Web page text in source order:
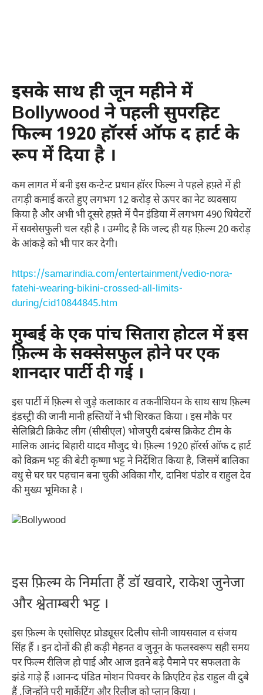
इसके साथ ही जून महीने में
Bollywood ने पहली सुपरहिट
फिल्म 1920 हॉरर्स ऑफ द हार्ट के
रूप में दिया है ।
कम लागत में बनी इस कन्टेन्ट प्रधान हॉरर फिल्म ने पहले हफ़्ते में ही
तगड़ी कमाई करते हुए लगभग 12 करोड़ से ऊपर का नेट व्यवसाय
किया है और अभी भी दूसरे हफ़्ते में पैन इंडिया में लगभग 490 थियेटरों
में सक्सेसफुली चल रही है । उम्मीद है कि जल्द ही यह फ़िल्म 20 करोड़
के आंकड़े को भी पार कर देगी।
https://samarindia.com/entertainment/vedio-nora-
fatehi-wearing-bikini-crossed-all-limits-
during/cid10844845.htm
मुम्बई के एक पांच सितारा होटल में इस
फ़िल्म के सक्सेसफुल होने पर एक
शानदार पार्टी दी गई ।
इस पार्टी में फ़िल्म से जुड़े कलाकार व तकनीशियन के साथ साथ फ़िल्म
इंडस्ट्री की जानी मानी हस्तियों ने भी शिरकत किया । इस मौके पर
सेलिब्रिटी क्रिकेट लीग (सीसीएल) भोजपुरी दबंग्स क्रिकेट टीम के
मालिक आनंद बिहारी यादव मौजुद थे। फ़िल्म 1920 हॉरर्स ऑफ द हार्ट
को विक्रम भट्ट की बेटी कृष्णा भट्ट ने निर्देशित किया है, जिसमें बालिका
वधु से घर घर पहचान बना चुकी अविका गौर, दानिश पंडोर व राहुल देव
की मुख्य भूमिका है ।
इस फ़िल्म के निर्माता हैं डॉ खवारे, राकेश जुनेजा
और श्वेताम्बरी भट्ट ।
इस फ़िल्म के एसोसिएट प्रोड्यूसर दिलीप सोनी जायसवाल व संजय
सिंह हैं । इन दोनों की ही कड़ी मेहनत व जुनून के फलस्वरूप सही समय
पर फिल्म रीलिज हो पाई और आज इतने बड़े पैमाने पर सफलता के
झंडे गाड़े हैं ।आनन्द पंडित मोशन पिक्चर के क्रिएटिव हेड राहुल वी दुबे